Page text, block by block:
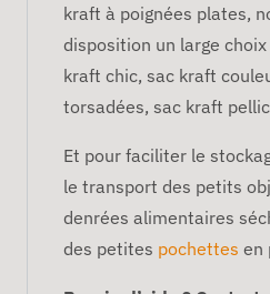
kraft à poignées plates,
disposition un large
kraft chic, sac kraft
torsadées, sac kraft
Et pour faciliter le
le transport des petits
denrées alimentaires
des petites pochettes en